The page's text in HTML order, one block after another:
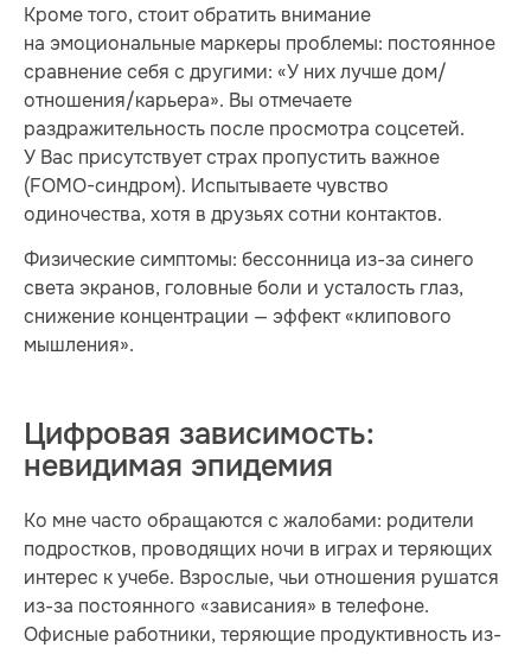
Кроме того, стоит обратить внимание
на эмоциональные маркеры проблемы: постоянное
сравнение себя с другими: «У них лучше дом/
отношения/карьера». Вы отмечаете
раздражительность после просмотра соцсетей.
У Вас присутствует страх пропустить важное
(FOMO-синдром). Испытываете чувство
одиночества, хотя в друзьях сотни контактов.
Физические симптомы: бессонница из-за синего
света экранов, головные боли и усталость глаз,
снижение концентрации — эффект «клипового
мышления».
Цифровая зависимость:
невидимая эпидемия
Ко мне часто обращаются с жалобами: родители
подростков, проводящих ночи в играх и теряющих
интерес к учебе. Взрослые, чьи отношения рушатся
из-за постоянного «зависания» в телефоне.
Офисные работники, теряющие продуктивность из-